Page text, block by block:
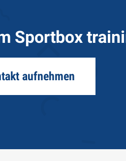
Sportbox
aufnehmen